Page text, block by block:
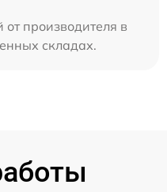
от производителя в
складах.